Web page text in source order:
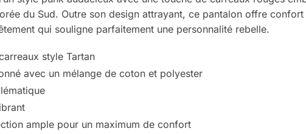
du Sud. Outre son design attrayant, ce pantalon offre
qui souligne parfaitement une personnalité rebelle.
style Tartan
avec un mélange de coton et polyester
ample pour un maximum de confort